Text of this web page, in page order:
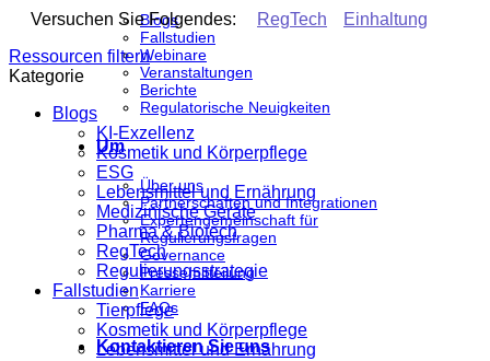
Blogs
Fallstudien
Webinare
Veranstaltungen
Berichte
Regulatorische Neuigkeiten
Um
Über uns
Partnerschaften und Integrationen
Expertengemeinschaft für
Regulierungsfragen
Governance
Pressemitteilung
Karriere
FAQs
Kontaktieren Sie uns
Versuchen Sie Folgendes: RegTech
Einhaltung
Ressourcen filtern
Kategorie
Blogs
KI-Exzellenz
Kosmetik und Körperpflege
ESG
Lebensmittel und Ernährung
Medizinische Geräte
Pharma & Biotech
RegTech
Regulierungsstrategie
Fallstudien
Tierpflege
Kosmetik und Körperpflege
Lebensmittel und Ernährung